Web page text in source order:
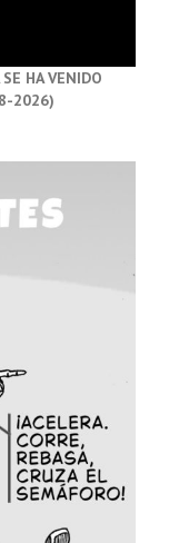
HA VENIDO
2026)